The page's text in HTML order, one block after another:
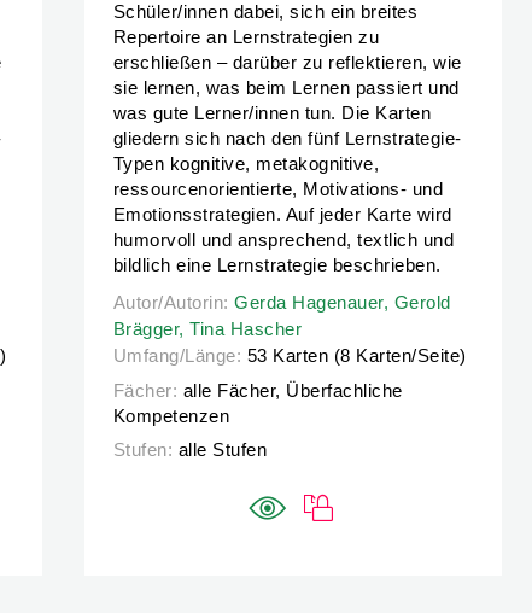
Tina Hascher
Schüler/innen dabei, sich ein breites
Repertoire an Lernstrategien zu
erschließen – darüber zu reflektieren, wie
sie lernen, was beim Lernen passiert und
was gute Lerner/innen tun. Die Karten
gliedern sich nach den fünf Lernstrategie-
Typen kognitive, metakognitive,
ressourcenorientierte, Motivations- und
Emotionsstrategien. Auf jeder Karte wird
humorvoll und ansprechend, textlich und
bildlich eine Lernstrategie beschrieben.
Autor/Autorin: Gerda Hagenauer, Gerold Brägger,
Autor/Autorin: Gerda Hagenauer, Gerold
Brägger,Tina Hascher
Umfang/Länge: 53 Karten (8 Karten/Seite)
Fächer: alle Fächer, Überfachliche
Kompetenzen
Stufen: alle Stufen